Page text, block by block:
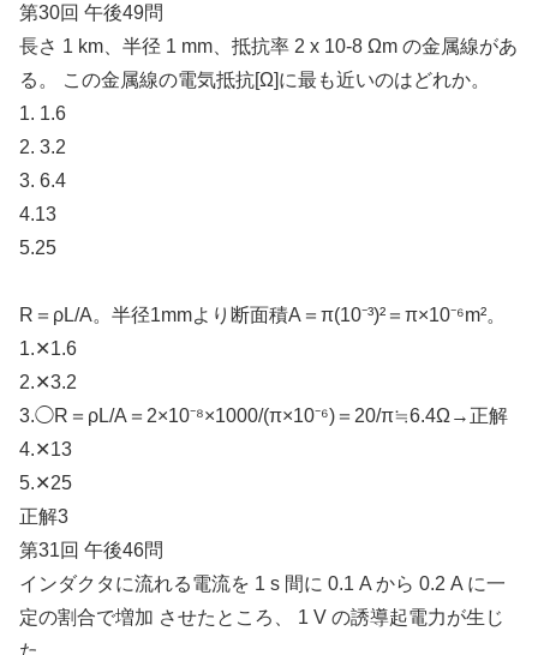
第30回 午後49問
長さ 1 km、半径 1 mm、抵抗率 2 x 10-8 Ωm の金属線があ
る。 この金属線の電気抵抗[Ω]に最も近いのはどれか。
1. 1.6
2. 3.2
3. 6.4
4.13
5.25
R＝ρL/A。半径1mmより断面積A＝π(10⁻³)²＝π×10⁻⁶m²。
1.✕1.6
2.✕3.2
3.◯R＝ρL/A＝2×10⁻⁸×1000/(π×10⁻⁶)＝20/π≒6.4Ω→正解
4.✕13
5.✕25
正解3
第31回 午後46問
インダクタに流れる電流を 1 s 間に 0.1 A から 0.2 A に一
定の割合で増加 させたところ、 1 V の誘導起電力が生じ
た。